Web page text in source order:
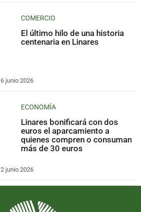
COMERCIO
El último hilo de una historia
centenaria en Linares
6 junio 2026
ECONOMÍA
Linares bonificará con dos
euros el aparcamiento a
quienes compren o consuman
más de 30 euros
2 junio 2026